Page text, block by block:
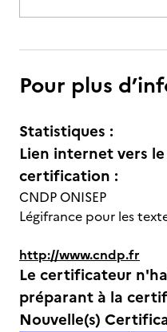
Pour plus
Statistiques :
Lien internet vers
certification :
CNDP ONISEP
Légifrance pour les
http://www.cndp.fr
Le certificateur
préparant à la
Nouvelle(s)